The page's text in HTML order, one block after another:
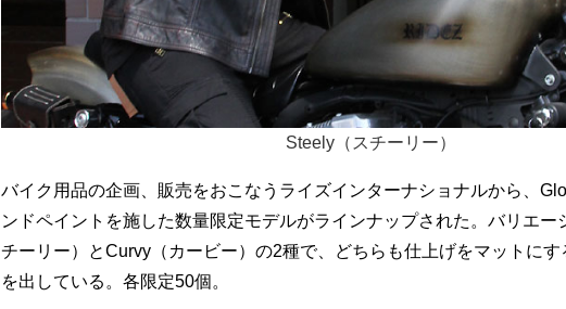
Steely（スチーリー）
バイク用品の企画、販売をおこなうライズインターナショナルから、
ンドペイントを施した数量限定モデルがラインナップされた。バリエー
チーリー）とCurvy（カービー）の2種で、どちらも仕上げをマットに
を出している。各限定50個。